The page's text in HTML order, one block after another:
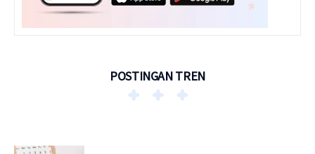
POSTINGAN TREN